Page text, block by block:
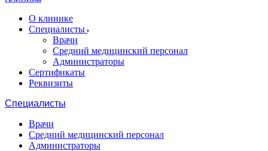
О клинике
Специалисты
Врачи
Средний медицинский персонал
Администраторы
Сертификаты
Реквизиты
Специалисты
Врачи
Средний медицинский персонал
Администраторы